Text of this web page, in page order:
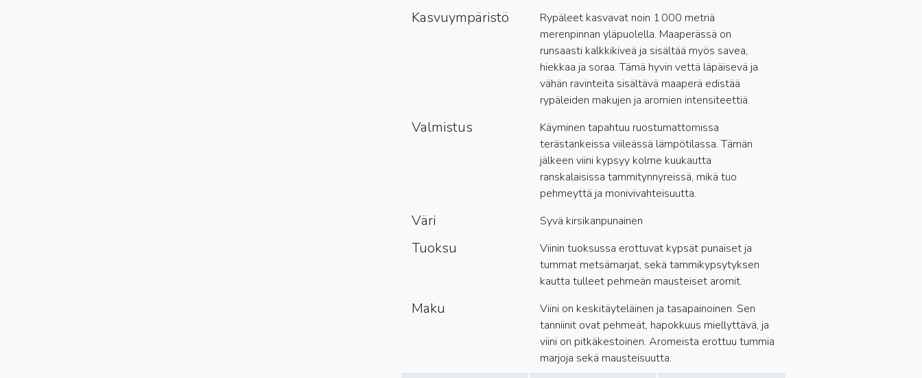
Kasvuympäristö
Rypäleet kasvavat noin 1 000 metriä
merenpinnan yläpuolella. Maaperässä on
runsaasti kalkkikiveä ja sisältää myös savea,
hiekkaa ja soraa. Tämä hyvin vettä läpäisevä ja
vähän ravinteita sisältävä maaperä edistää
rypäleiden makujen ja aromien intensiteettiä.
Valmistus
Käyminen tapahtuu ruostumattomissa
terästankeissa viileässä lämpötilassa. Tämän
jälkeen viini kypsyy kolme kuukautta
ranskalaisissa tammitynnyreissä, mikä tuo
pehmeyttä ja monivivahteisuutta.
Väri Syvä kirsikanpunainen
Tuoksu
Viinin tuoksussa erottuvat kypsät punaiset ja
tummat metsämarjat, sekä tammikypsytyksen
kautta tulleet pehmeän mausteiset aromit.
Maku
Viini on keskitäyteläinen ja tasapainoinen. Sen
tanniinit ovat pehmeät, hapokkuus miellyttävä, ja
viini on pitkäkestoinen. Aromeista erottuu tummia
marjoja sekä mausteisuutta.